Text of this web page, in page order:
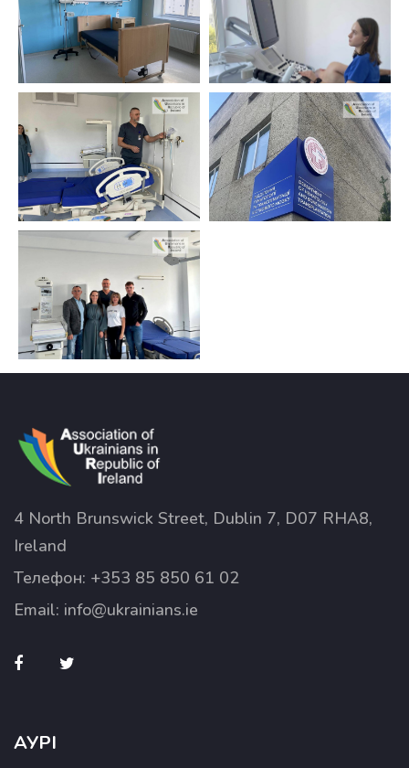
4 North Brunswick Street, Dublin 7, D07 RHA8,
Ireland
Телефон: +353 85 850 61 02
Email: info@ukrainians.ie
АУРІ